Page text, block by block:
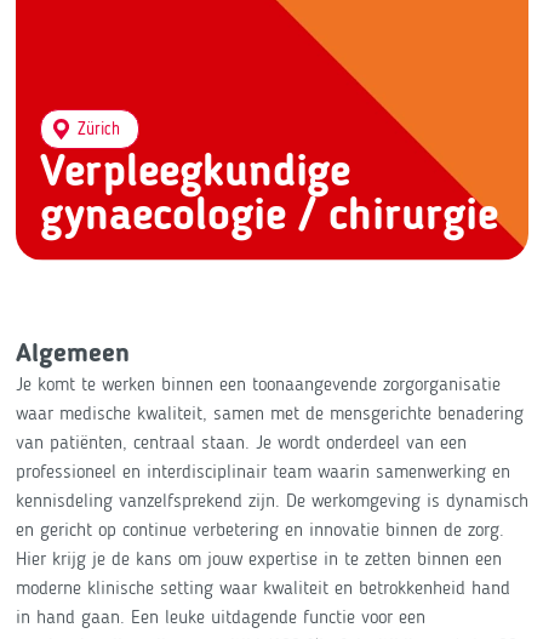
Verpleegkundige
gynaecologie / chirurgie
Zürich
Algemeen
Je komt te werken binnen een toonaangevende zorgorganisatie
waar medische kwaliteit, samen met de mensgerichte benadering
van patiënten, centraal staan. Je wordt onderdeel van een
professioneel en interdisciplinair team waarin samenwerking en
kennisdeling vanzelfsprekend zijn. De werkomgeving is dynamisch
en gericht op continue verbetering en innovatie binnen de zorg.
Hier krijg je de kans om jouw expertise in te zetten binnen een
moderne klinische setting waar kwaliteit en betrokkenheid hand
in hand gaan. Een leuke uitdagende functie voor een